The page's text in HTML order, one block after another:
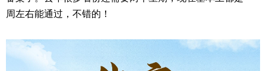
周左右能通过，不错的！